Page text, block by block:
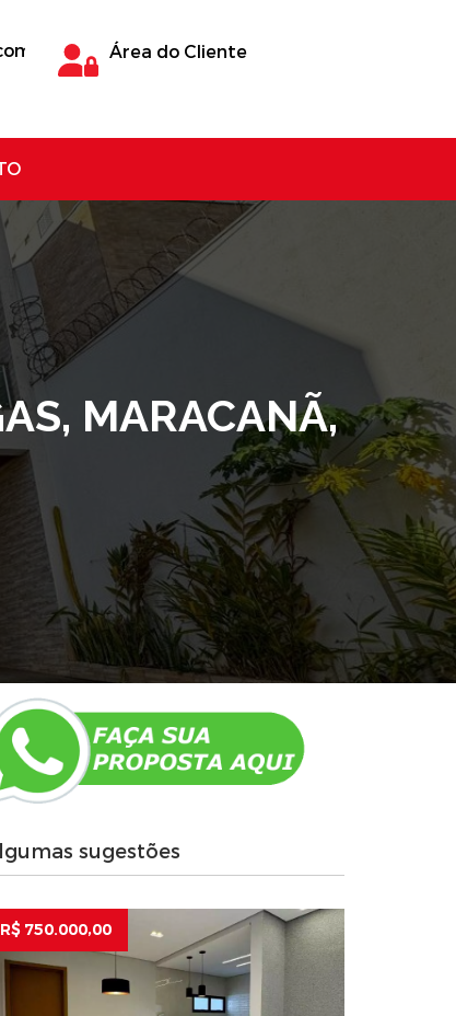
Área do Cliente
MARACANÃ,
sugestões
R$ 750.000,00